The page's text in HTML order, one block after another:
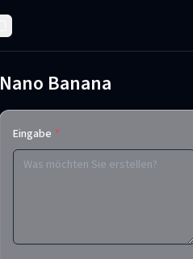
Toggle Sidebar
Nano Banana
Eingabe *